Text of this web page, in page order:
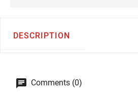
DESCRIPTION
Comments (0)